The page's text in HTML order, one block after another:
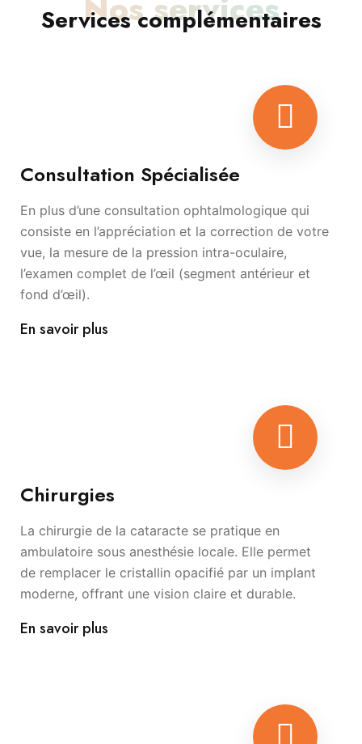
Services complémentaires
Consultation Spécialisée
En plus d’une consultation ophtalmologique qui
consiste en l’appréciation et la correction de votre
vue, la mesure de la pression intra-oculaire,
l’examen complet de l’œil (segment antérieur et
fond d’œil).
En savoir plus
Chirurgies
La chirurgie de la cataracte se pratique en
ambulatoire sous anesthésie locale. Elle permet
de remplacer le cristallin opacifié par un implant
moderne, offrant une vision claire et durable.
En savoir plus